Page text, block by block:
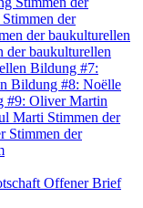
Stimmen der
der baukulturellen
der baukulturellen
Bildung #7:
Bildung #8: Noëlle
#9: Oliver Martin
Marti Stimmen der
Stimmen der
Offener Brief